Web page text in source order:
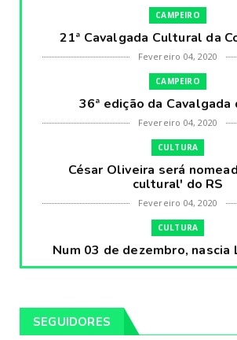
CAMPEIRO
21ª Cavalgada Cultural da
Fevereiro 04, 2020
CAMPEIRO
36ª edição da Cavalgada
Fevereiro 04, 2020
CULTURA
César Oliveira será
cultural' do RS
Fevereiro 04, 2020
CULTURA
Num 03 de dezembro, nascia
Prestes, o Cavaleiro
Pintores da Temática
SEGUIDORES